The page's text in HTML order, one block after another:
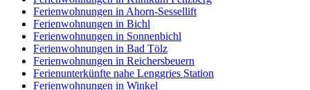
Ferienwohnungen in Ahorn-Sessellift
Ferienwohnungen in Bichl
Ferienwohnungen in Sonnenbichl
Ferienwohnungen in Bad Tölz
Ferienwohnungen in Reichersbeuern
Ferienunterkünfte nahe Lenggries Station
Ferienwohnungen in Winkel